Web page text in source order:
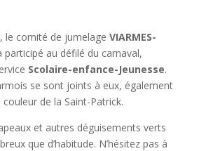
le comité de jumelage VIARMES-
au défilé du carnaval,
Scolaire-enfance-Jeunesse.
se sont joints à eux, également
de la Saint-Patrick.
et autres déguisements verts
que d’habitude. N’hésitez pas à